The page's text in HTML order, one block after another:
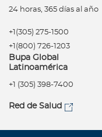
24 horas, 365 días al año
+1(305) 275-1500
+1(800) 726-1203
Bupa Global
Latinoamérica
+1 (305) 398-7400
Red de Salud